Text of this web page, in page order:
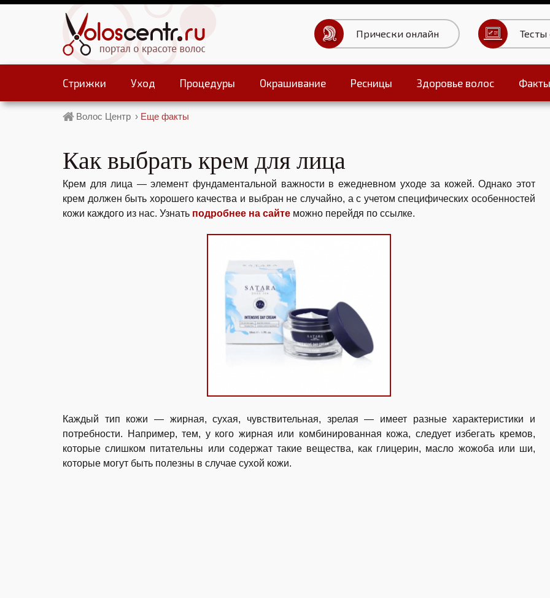
Прически онлайн Тесты
Стрижки Уход Процедуры Окрашивание Ресницы Здоровье волос Факты
Волос Центр › Еще факты
Как выбрать крем для лица
Крем для лица — элемент фундаментальной важности в ежедневном уходе за кожей. Однако этот
крем должен быть хорошего качества и выбран не случайно, а с учетом специфических особенностей
кожи каждого из нас. Узнать подробнее на сайте можно перейдя по ссылке.
Каждый тип кожи — жирная, сухая, чувствительная, зрелая — имеет разные характеристики и
потребности. Например, тем, у кого жирная или комбинированная кожа, следует избегать кремов,
которые слишком питательны или содержат такие вещества, как глицерин, масло жожоба или ши,
которые могут быть полезны в случае сухой кожи.